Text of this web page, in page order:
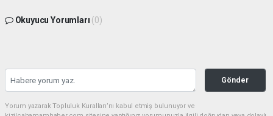
Okuyucu Yorumları (0)
Gönder
Yorum yazarak Topluluk Kuralları’nı kabul etmiş bulunuyor ve